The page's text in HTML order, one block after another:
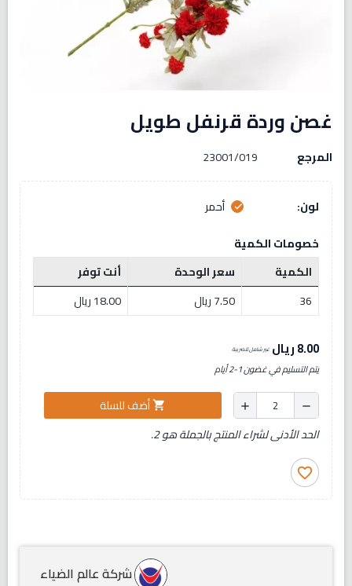
غصن وردة قرنفل طويل
المرجع 23001/019
لون: check
أحمر
خصومات الكمية
الكمية
سعر الوحدة
أنت توفر
36
7.50 ريال 18.00 ريال
8.00 ريال غير شامل للضريبة
يتم التسليم في غضون 1-2 أيام
remove
add
shopping_cartأضف للسلة
الحد الأدنى لشراء المنتج بالجملة هو 2.
favorite_border
شركة عالم الضياء